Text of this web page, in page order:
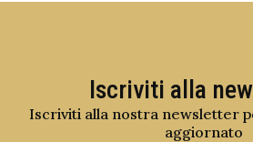
Iscriviti alla
Iscriviti alla nostra newsletter
aggiornato